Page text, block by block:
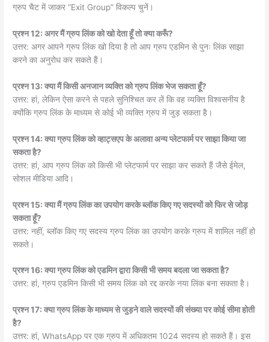
ग्रुप चैट में जाकर “Exit Group” विकल्प चुनें।
प्रश्न 12: अगर मैं ग्रुप लिंक को खो देता हूँ तो क्या करूँ?
उत्तर: अगर आपने ग्रुप लिंक खो दिया है तो आप ग्रुप एडमिन से पुनः लिंक साझा
करने का अनुरोध कर सकते हैं।
प्रश्न 13: क्या मैं किसी अनजान व्यक्ति को ग्रुप लिंक भेज सकता हूँ?
उत्तर: हां, लेकिन ऐसा करने से पहले सुनिश्चित कर लें कि वह व्यक्ति विश्वसनीय है
क्योंकि ग्रुप लिंक के माध्यम से कोई भी व्यक्ति ग्रुप में जुड़ सकता है।
प्रश्न 14: क्या ग्रुप लिंक को व्हाट्सएप के अलावा अन्य प्लेटफार्म पर साझा किया जा
सकता है?
उत्तर: हां, आप ग्रुप लिंक को किसी भी प्लेटफार्म पर साझा कर सकते हैं जैसे ईमेल,
सोशल मीडिया आदि।
प्रश्न 15: क्या मैं ग्रुप लिंक का उपयोग करके ब्लॉक किए गए सदस्यों को फिर से जोड़
सकता हूँ?
उत्तर: नहीं, ब्लॉक किए गए सदस्य ग्रुप लिंक का उपयोग करके ग्रुप में शामिल नहीं हो
सकते।
प्रश्न 16: क्या ग्रुप लिंक को एडमिन द्वारा किसी भी समय बदला जा सकता है?
उत्तर: हां, ग्रुप एडमिन किसी भी समय लिंक को रद्द करके नया लिंक बना सकता है।
प्रश्न 17: क्या ग्रुप लिंक के माध्यम से जुड़ने वाले सदस्यों की संख्या पर कोई सीमा होती
है?
उत्तर: हां, WhatsApp पर एक ग्रुप में अधिकतम 1024 सदस्य हो सकते हैं। इस